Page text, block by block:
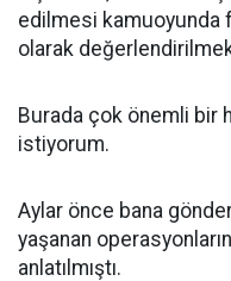
edilmesi kamuoyunda
olarak
Burada çok önemli bir
istiyorum.
Aylar önce bana
yaşanan
anlatılmıştı.